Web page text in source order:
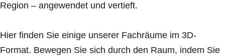
Region – angewendet und vertieft.
Hier finden Sie einige unserer Fachräume im 3D-
Format. Bewegen Sie sich durch den Raum, indem Sie